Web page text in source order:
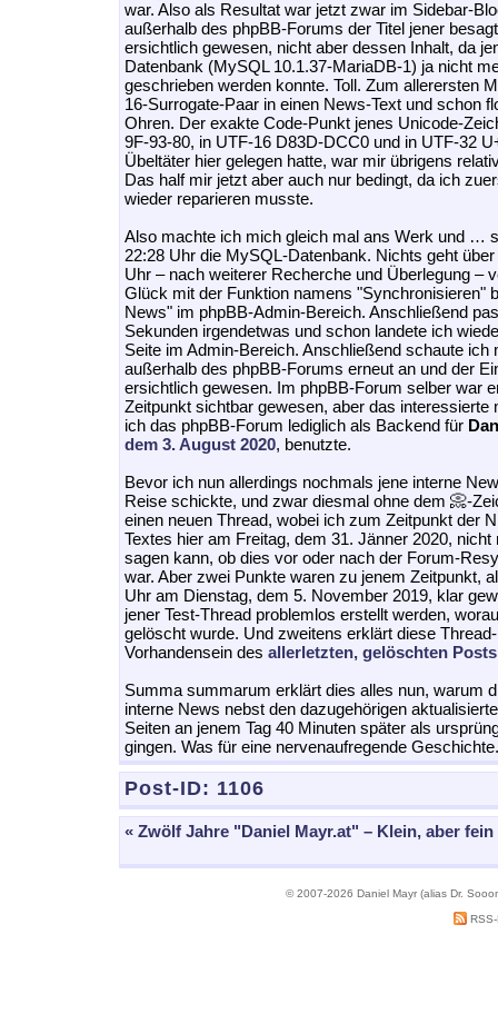
war. Also als Resultat war jetzt zwar im Sidebar-
außerhalb des phpBB-Forums der Titel jener
ersichtlich gewesen, nicht aber dessen Inhalt, da
Datenbank (MySQL 10.1.37-MariaDB-1) ja nicht
geschrieben werden konnte. Toll. Zum allerersten
16-Surrogate-Paar in einen News-Text und schon
Ohren. Der exakte Code-Punkt jenes Unicode-
9F-93-80, in UTF-16 D83D-DCC0 und in UTF-32
Übeltäter hier gelegen hatte, war mir übrigens
Das half mir jetzt aber auch nur bedingt, da ich
wieder reparieren musste.
Also machte ich mich gleich mal ans Werk und …
22:28 Uhr die MySQL-Datenbank. Nichts geht
Uhr – nach weiterer Recherche und Überlegung –
Glück mit der Funktion namens "Synchronisieren"
News" im phpBB-Admin-Bereich. Anschließend
Sekunden irgendetwas und schon landete ich
Seite im Admin-Bereich. Anschließend schaute ich
außerhalb des phpBB-Forums erneut an und der
ersichtlich gewesen. Im phpBB-Forum selber war
Zeitpunkt sichtbar gewesen, aber das interessierte
ich das phpBB-Forum lediglich als Backend für
dem 3. August 2020, benutzte.
Bevor ich nun allerdings nochmals jene interne
Reise schickte, und zwar diesmal ohne dem 📀-
einen neuen Thread, wobei ich zum Zeitpunkt der
Textes hier am Freitag, dem 31. Jänner 2020,
sagen kann, ob dies vor oder nach der Forum-
war. Aber zwei Punkte waren zu jenem Zeitpunkt,
Uhr am Dienstag, dem 5. November 2019, klar
jener Test-Thread problemlos erstellt werden,
gelöscht wurde. Und zweitens erklärt diese
Vorhandensein des allerletzten, gelöschten
Summa summarum erklärt dies alles nun, warum
interne News nebst den dazugehörigen
Seiten an jenem Tag 40 Minuten später als
gingen. Was für eine nervenaufregende Geschichte.
Post-ID: 1106
« Zwölf Jahre "Daniel Mayr.at" – Klein, aber fein
© 2007-2026 Daniel Mayr (alias Dr.